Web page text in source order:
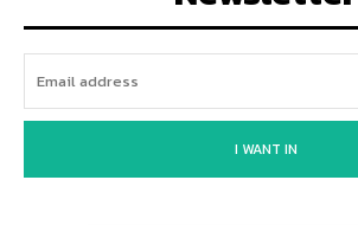
I WANT IN